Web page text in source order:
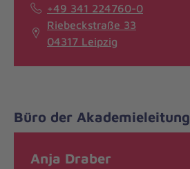
+49 341 224760-0
Riebeckstraße 33
04317 Leipzig
Büro der Akademieleitung
Anja Draber